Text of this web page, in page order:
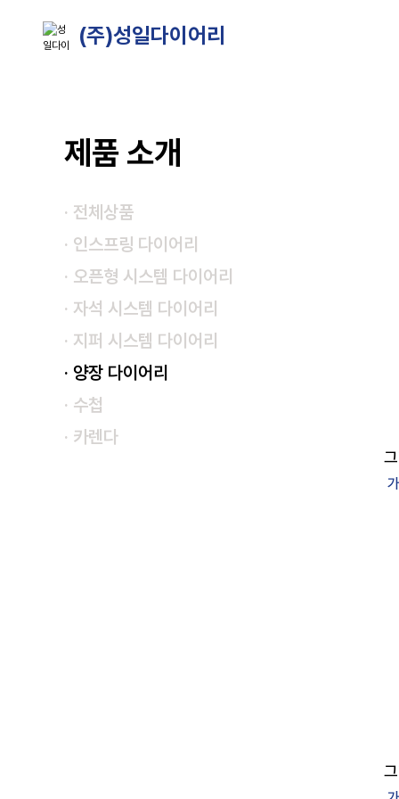
(주)성일다이어리
제품 소개
· 전체상품
· 인스프링 다이어리
· 오픈형 시스템 다이어리
· 자석 시스템 다이어리
· 지퍼 시스템 다이어리
· 양장 다이어리
· 수첩
· 카렌다